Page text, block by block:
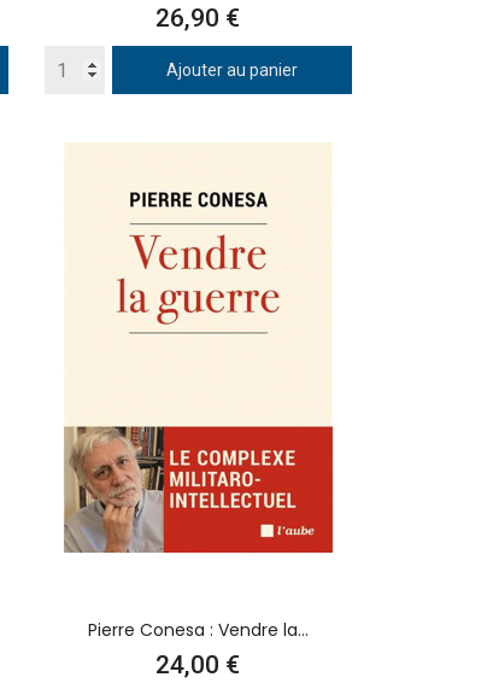
Prix
26,90 €
Ajouter au panier
Pierre Conesa : Vendre la...
Prix
24,00 €